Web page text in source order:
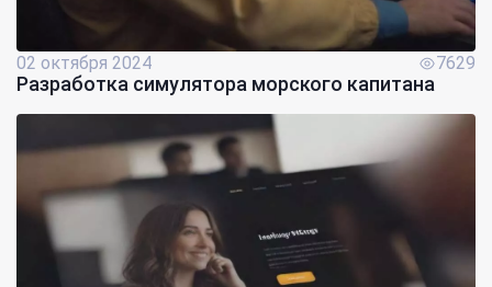
02 октября 2024 7629
Разработка симулятора морского капитана